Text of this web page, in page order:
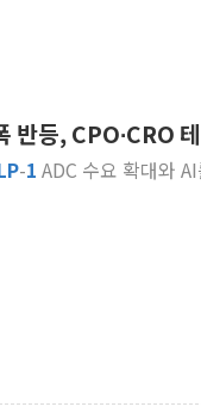
반등, CPO∙CRO
-1 ADC 수요 확대와